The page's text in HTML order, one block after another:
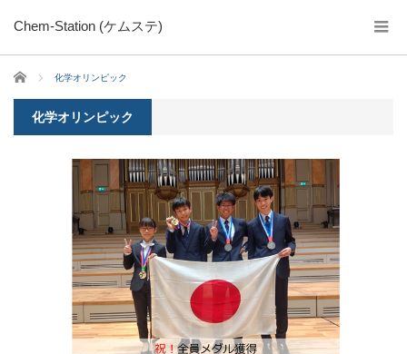
Chem-Station (ケムステ)
ホーム 化学オリンピック
化学オリンピック